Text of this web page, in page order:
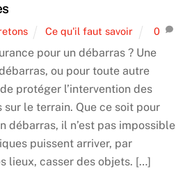
Ce qu'il faut savoir 0
pour un débarras ? Une
ou pour toute autre
protéger l’intervention des
le terrain. Que ce soit pour
débarras, il n’est pas impossible
puissent arriver, par
lieux, casser des objets. […]